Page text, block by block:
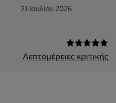
21 Ιουλίου 2026
Λεπτομέρειες κριτικής